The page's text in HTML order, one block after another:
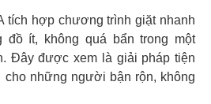
tích hợp chương trình giặt nhanh
ít, không quá bẩn trong một
Đây được xem là giải pháp tiện
cho những người bận rộn, không